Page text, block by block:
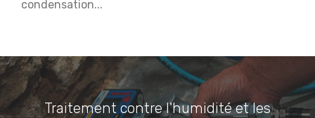
condensation...
Traitement contre l'humidité et les